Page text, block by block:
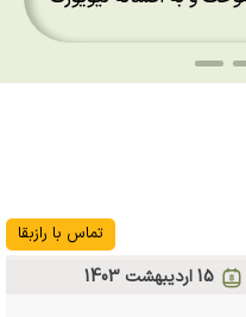
بازگشتند
تماس با رازبقا
15 ارديبهشت 1403